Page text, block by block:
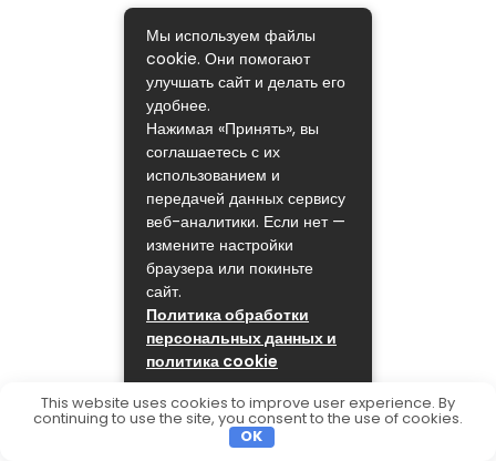
Мы используем файлы
cookie. Они помогают
улучшать сайт и делать его
удобнее.
Нажимая «Принять», вы
соглашаетесь с их
использованием и
передачей данных сервису
веб-аналитики. Если нет —
измените настройки
браузера или покиньте
сайт.
Политика обработки
персональных данных и
политика cookie
ПРИНЯТЬ
This website uses cookies to improve user experience. By
continuing to use the site, you consent to the use of cookies.
OK